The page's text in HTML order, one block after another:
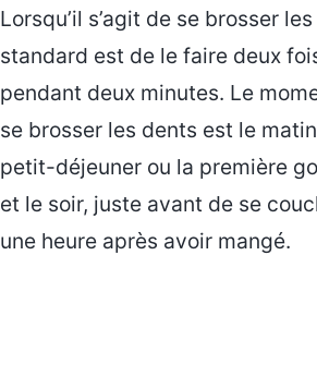
Lorsqu’il s’agit de se brosser
standard est de le faire deux
pendant deux minutes. Le
se brosser les dents est le
petit-déjeuner ou la première
et le soir, juste avant de se
une heure après avoir mangé.